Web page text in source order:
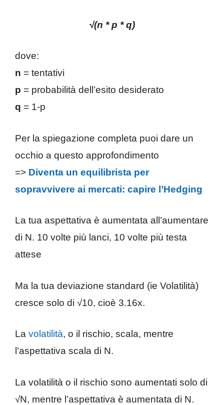
√(n * p * q)
dove:
n = tentativi
p = probabilità dell’esito desiderato
q = 1-p
Per la spiegazione completa puoi dare un
occhio a questo approfondimento
=> Diventa un equilibrista per
sopravvivere ai mercati: capire l’Hedging
La tua aspettativa è aumentata all’aumentare
di N. 10 volte più lanci, 10 volte più testa
attese
Ma la tua deviazione standard (ie Volatilità)
cresce solo di √10, cioè 3.16x.
La volatilità, o il rischio, scala, mentre
l’aspettativa scala di N.
La volatilità o il rischio sono aumentati solo di
√N, mentre l’aspettativa è aumentata di N.